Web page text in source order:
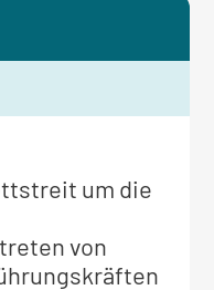
um die
von